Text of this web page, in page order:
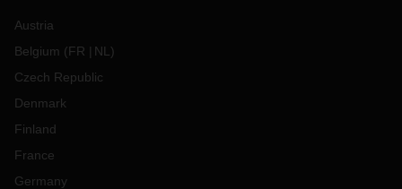
Austria
Belgium (FR NL )
Czech Republic
Denmark
Finland
France
Germany